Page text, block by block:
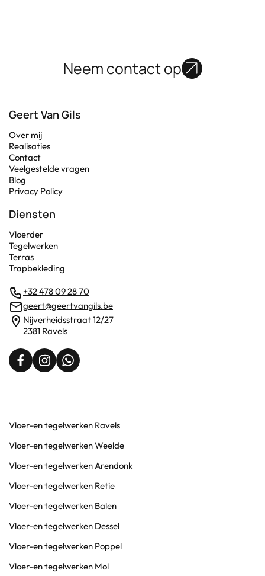
Neem contact op
Geert Van Gils
Over mij
Realisaties
Contact
Veelgestelde vragen
Blog
Privacy Policy
Diensten
Vloerder
Tegelwerken
Terras
Trapbekleding
+32 478 09 28 70
geert@geertvangils.be
Nijverheidsstraat 12/27
2381 Ravels
Vloer-en tegelwerken Ravels
Vloer-en tegelwerken Weelde
Vloer-en tegelwerken Arendonk
Vloer-en tegelwerken Retie
Vloer-en tegelwerken Balen
Vloer-en tegelwerken Dessel
Vloer-en tegelwerken Poppel
Vloer-en tegelwerken Mol